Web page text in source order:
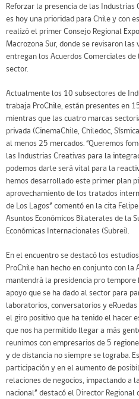
Reforzar la presencia de las
es hoy una prioridad para Chile y con
realizó el primer Consejo Regional
Macrozona Sur, donde se revisaron
entregan los Acuerdos Comerciales de
sector.
Actualmente los 10 subsectores de
trabaja ProChile, están presentes en
mientras que las cuatro marcas
privada (CinemaChile, Chiledoc,
al menos 25 mercados. “Queremos
las Industrias Creativas para la
podemos darle será vital para la
hemos desarrollado este primer plan
aprovechamiento de los tratados
de Los Lagos” comentó en la cita
Asuntos Económicos Bilaterales de la
Económicas Internacionales (Subrei).
En el encuentro se destacó los
ProChile han hecho en conjunto con la
mantendrá la presidencia pro
apoyo que se ha dado al sector para
laboratorios, conversatorios y eRuedas
el giro positivo que ha tenido el hacer
que nos ha permitido llegar a más
reunimos con empresarios de 5
y de distancia no siempre se lograba.
participación y en el aumento de
relaciones de negocios, impactando a
nacional” destacó el Director Regional